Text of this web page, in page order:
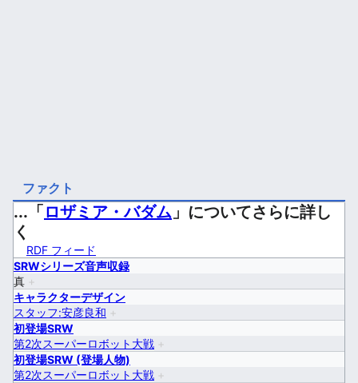
ファクト
...「ロザミア・バダム 」についてさらに詳し
く
RDF フィード
SRWシリーズ音声収録
真 +
キャラクターデザイン
スタッフ:安彦良和 +
初登場SRW
第2次スーパーロボット大戦 +
初登場SRW (登場人物)
第2次スーパーロボット大戦 +